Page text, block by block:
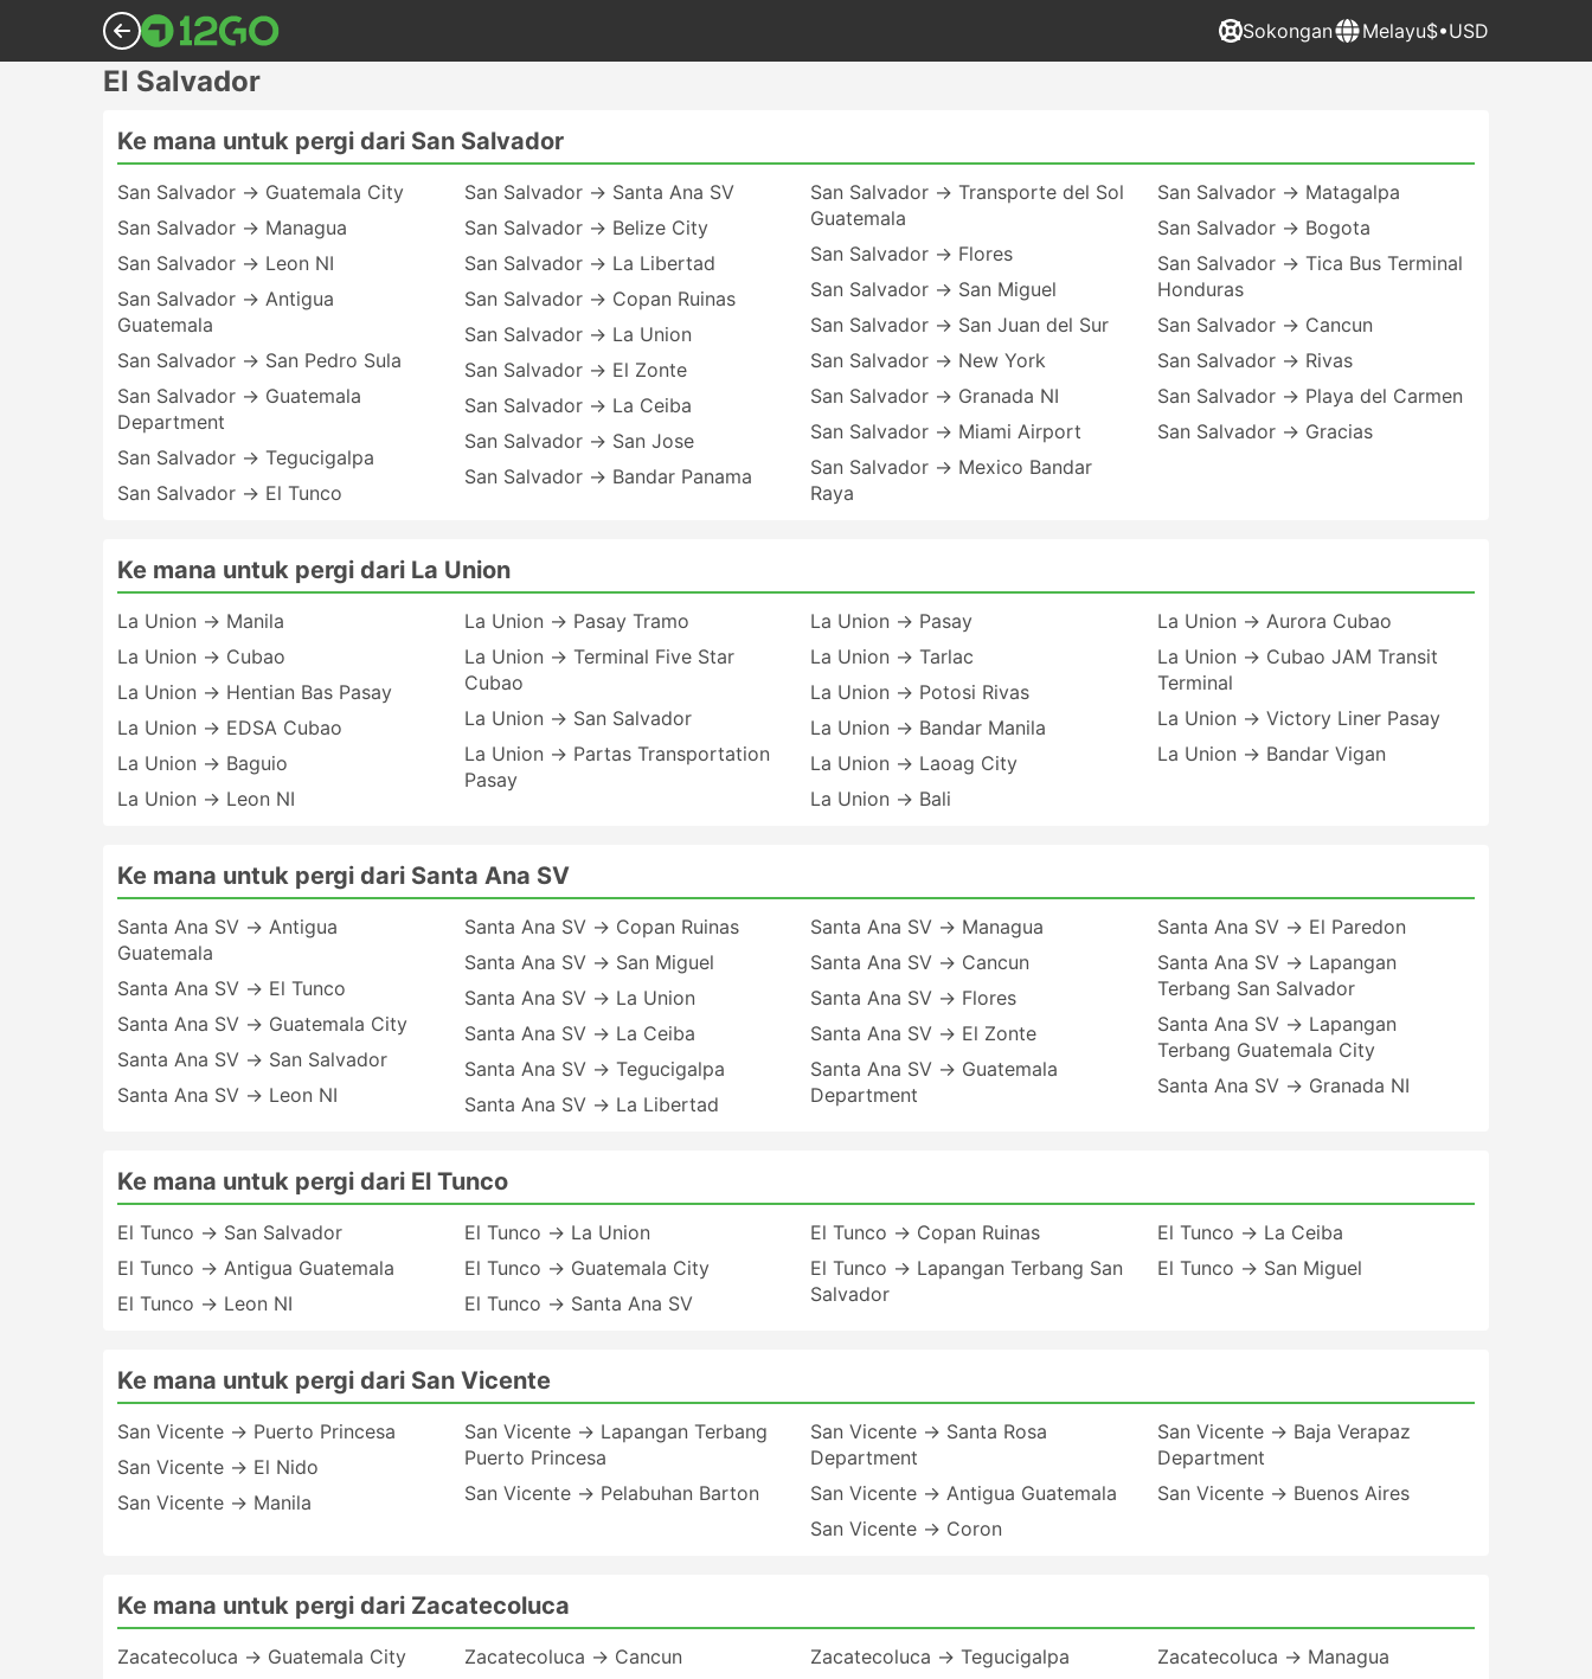
Sokongan Melayu$•USD
El Salvador
Ke mana untuk pergi dari San Salvador
San Salvador → Guatemala City
San Salvador → Managua
San Salvador → Leon NI
San Salvador → Antigua
Guatemala
San Salvador → San Pedro Sula
San Salvador → Guatemala
Department
San Salvador → Tegucigalpa
San Salvador → El Tunco
San Salvador → Santa Ana SV
San Salvador → Belize City
San Salvador → La Libertad
San Salvador → Copan Ruinas
San Salvador → La Union
San Salvador → El Zonte
San Salvador → La Ceiba
San Salvador → San Jose
San Salvador → Bandar Panama
San Salvador → Transporte del Sol
Guatemala
San Salvador → Flores
San Salvador → San Miguel
San Salvador → San Juan del Sur
San Salvador → New York
San Salvador → Granada NI
San Salvador → Miami Airport
San Salvador → Mexico Bandar
Raya
San Salvador → Matagalpa
San Salvador → Bogota
San Salvador → Tica Bus Terminal
Honduras
San Salvador → Cancun
San Salvador → Rivas
San Salvador → Playa del Carmen
San Salvador → Gracias
Ke mana untuk pergi dari La Union
La Union → Manila
La Union → Cubao
La Union → Hentian Bas Pasay
La Union → EDSA Cubao
La Union → Baguio
La Union → Leon NI
La Union → Pasay Tramo
La Union → Terminal Five Star
Cubao
La Union → San Salvador
La Union → Partas Transportation
Pasay
La Union → Pasay
La Union → Tarlac
La Union → Potosi Rivas
La Union → Bandar Manila
La Union → Laoag City
La Union → Bali
La Union → Aurora Cubao
La Union → Cubao JAM Transit
Terminal
La Union → Victory Liner Pasay
La Union → Bandar Vigan
Ke mana untuk pergi dari Santa Ana SV
Santa Ana SV → Antigua
Guatemala
Santa Ana SV → El Tunco
Santa Ana SV → Guatemala City
Santa Ana SV → San Salvador
Santa Ana SV → Leon NI
Santa Ana SV → Copan Ruinas
Santa Ana SV → San Miguel
Santa Ana SV → La Union
Santa Ana SV → La Ceiba
Santa Ana SV → Tegucigalpa
Santa Ana SV → La Libertad
Santa Ana SV → Managua
Santa Ana SV → Cancun
Santa Ana SV → Flores
Santa Ana SV → El Zonte
Santa Ana SV → Guatemala
Department
Santa Ana SV → El Paredon
Santa Ana SV → Lapangan
Terbang San Salvador
Santa Ana SV → Lapangan
Terbang Guatemala City
Santa Ana SV → Granada NI
Ke mana untuk pergi dari El Tunco
El Tunco → San Salvador
El Tunco → Antigua Guatemala
El Tunco → Leon NI
El Tunco → La Union
El Tunco → Guatemala City
El Tunco → Santa Ana SV
El Tunco → Copan Ruinas
El Tunco → Lapangan Terbang San
Salvador
El Tunco → La Ceiba
El Tunco → San Miguel
Ke mana untuk pergi dari San Vicente
San Vicente → Puerto Princesa
San Vicente → El Nido
San Vicente → Manila
San Vicente → Lapangan Terbang
Puerto Princesa
San Vicente → Pelabuhan Barton
San Vicente → Santa Rosa
Department
San Vicente → Antigua Guatemala
San Vicente → Coron
San Vicente → Baja Verapaz
Department
San Vicente → Buenos Aires
Ke mana untuk pergi dari Zacatecoluca
Zacatecoluca → Guatemala City
Zacatecoluca → Cancun
Zacatecoluca → Tegucigalpa
Zacatecoluca → Managua